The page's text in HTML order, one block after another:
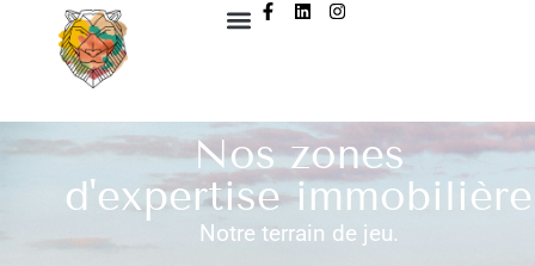
Nos zones
d'expertise immobilière
Notre terrain de jeu.